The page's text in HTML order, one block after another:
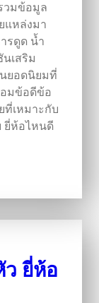
วมข้อมูล
แหล่งมา
รดูด น้ำ
เสริม
ยอดนิยมที่
อมข้อดีข้อ
ที่เหมาะกับ
ยี่ห้อไหนดี
ว ยี่ห้อ